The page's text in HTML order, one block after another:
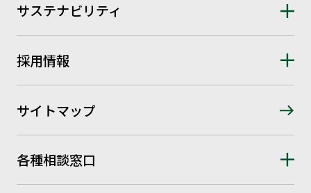
サステナビリティ
採用情報
サイトマップ
各種相談窓口